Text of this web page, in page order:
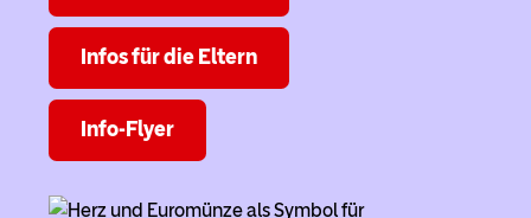
Infos für die Eltern
Info-Flyer